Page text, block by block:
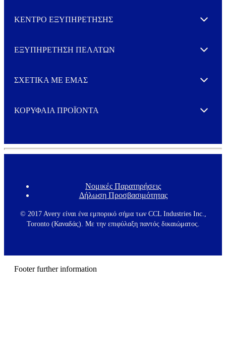
ΚΕΝΤΡΟ ΕΞΥΠΗΡΕΤΗΣΗΣ Expand
ΕΞΥΠΗΡΕΤΗΣΗ ΠΕΛΑΤΩΝ Expand
ΣΧΕΤΙΚΑ ΜΕ ΕΜΑΣ Expand
ΚΟΡΥΦΑΙΑ ΠΡΟΪΟΝΤΑ Expand
F
o
t
e
Νομικές Παρατηρήσεις
Δήλωση Προσβασιμότητας
© 2017 Avery είναι ένα εμπορικό σήμα των CCL Industries Inc.,
Toronto (Καναδάς). Με την επιφύλαξη παντός δικαιώματος.
Footer further information